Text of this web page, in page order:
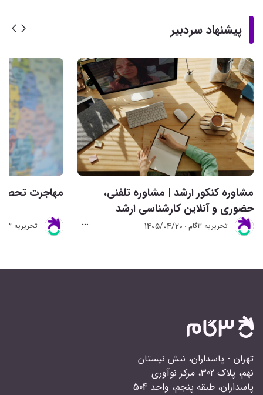
پیشنهاد سردبیر
مشاوره کنکور ارشد | مشاوره تلفنی،
حضوری و آنلاین کارشناسی ارشد
تحريريه 3گام 1405/04/20
مهاجرت
تحريريه 3گام
تهران - پاسداران، نبش نیستان
نهم، پلاک 302، مرکز نوآوری
پاسداران، طبقه پنجم، واحد 504